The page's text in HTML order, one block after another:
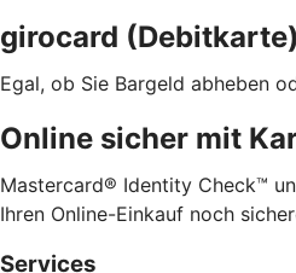
girocard (Debitkarte)
Egal, ob Sie Bargeld abheben
Online sicher mit
Mastercard® Identity Check™
Ihren Online-Einkauf noch
Services